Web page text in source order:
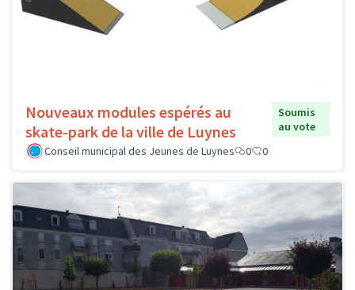
Nouveaux modules espérés au
skate-park de la ville de Luynes
Soumis
au vote
Conseil municipal des Jeunes de Luynes
0 0